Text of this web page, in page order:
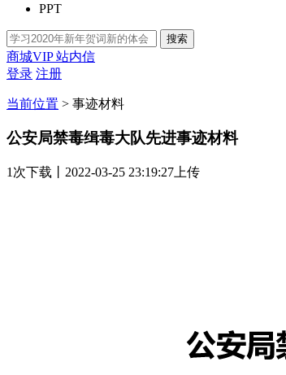
PPT
搜索
商城VIP站内信
登录 注册
当前位置 > 事迹材料
公安局禁毒缉毒大队先进事迹材料
1次下载 丨2022-03-25 23:19:27上传